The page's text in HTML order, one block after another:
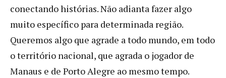
conectando histórias. Não adianta fazer algo
muito específico para determinada região.
Queremos algo que agrade a todo mundo, em todo
o território nacional, que agrada o jogador de
Manaus e de Porto Alegre ao mesmo tempo.